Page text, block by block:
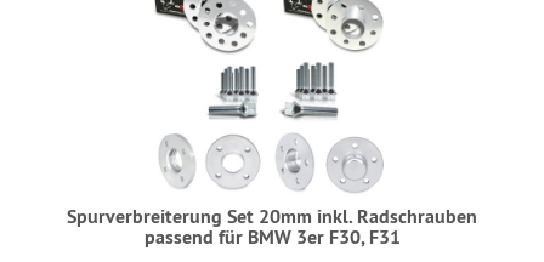
Spurverbreiterung Set 20mm inkl. Radschrauben
passend für BMW 3er F30, F31